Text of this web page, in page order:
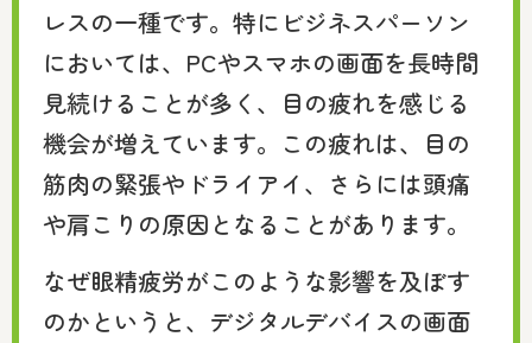
レスの一種です。特にビジネスパーソン
においては、PCやスマホの画面を長時間
見続けることが多く、目の疲れを感じる
機会が増えています。この疲れは、目の
筋肉の緊張やドライアイ、さらには頭痛
や肩こりの原因となることがあります。
なぜ眼精疲労がこのような影響を及ぼす
のかというと、デジタルデバイスの画面